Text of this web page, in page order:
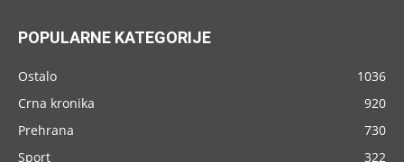
POPULARNE KATEGORIJE
Ostalo
1036
Crna kronika
920
Prehrana
730
Sport
322